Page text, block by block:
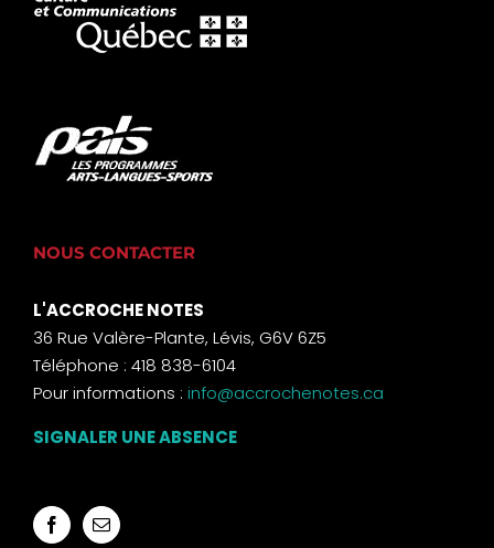
NOUS CONTACTER
L'ACCROCHE NOTES
36 Rue Valère-Plante, Lévis, G6V 6Z5
Téléphone : 418 838-6104
Pour informations : info@accrochenotes.ca
SIGNALER UNE ABSENCE